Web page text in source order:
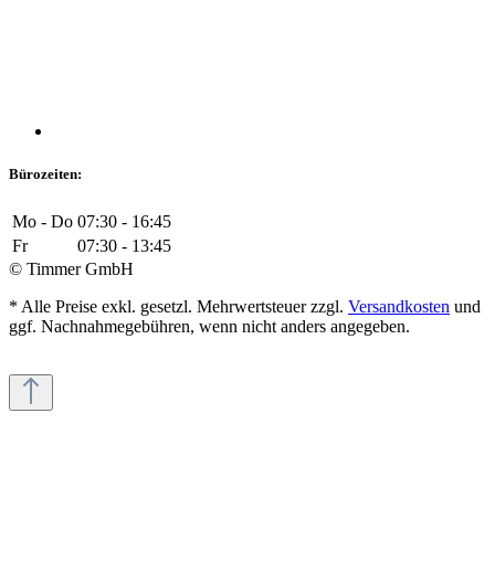
Bürozeiten:
Mo - Do 07:30 - 16:45
Fr
07:30 - 13:45
© Timmer GmbH
* Alle Preise exkl. gesetzl. Mehrwertsteuer zzgl. Versandkosten und
ggf. Nachnahmegebühren, wenn nicht anders angegeben.